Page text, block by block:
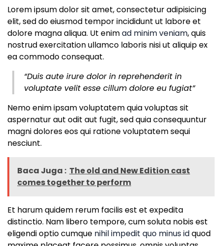
Lorem ipsum dolor sit amet, consectetur adipisicing
elit, sed do eiusmod tempor incididunt ut labore et
dolore magna aliqua. Ut enimad minim veniam, quis
nostrud exercitation ullamco laboris nisi ut aliquip ex
ea commodo consequat.
“Duis aute irure dolor in reprehenderit in
voluptate velit esse cillum dolore eu fugiat”
Nemo enim ipsam voluptatem quia voluptas sit
aspernatur aut odit aut fugit, sed quia consequuntur
magni dolores eos qui ratione voluptatem sequi
nesciunt.
Baca Juga : The old and New Edition cast
comes together to perform
Et harum quidem rerum facilis est et expedita
distinctio. Nam libero tempore, cum soluta nobis est
eligendi optio cumque nihil impedit quo minus idquod